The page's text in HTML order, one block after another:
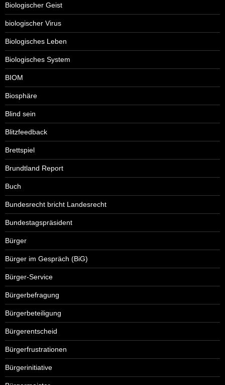
Biologischer Geist
biologischer Virus
Biologisches Leben
Biologisches System
BIOM
Biosphäre
Blind sein
Blitzfeedback
Brettspiel
Brundtland Report
Buch
Bundesrecht bricht Landesrecht
Bundestagspräsident
Bürger
Bürger im Gespräch (BiG)
Bürger-Service
Bürgerbefragung
Bürgerbeteiligung
Bürgerentscheid
Bürgerfrustrationen
Bürgerinitiative